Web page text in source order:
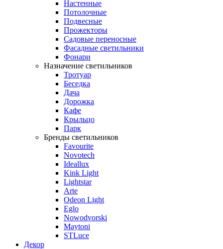
Настенные
Потолочные
Подвесные
Прожекторы
Садовые переносные
Фасадные светильники
Фонари
Назначение светильников
Тротуар
Беседка
Дача
Дорожка
Кафе
Крыльцо
Парк
Бренды светильников
Favourite
Novotech
Ideallux
Kink Light
Lightstar
Arte
Odeon Light
Eglo
Nowodvorski
Maytoni
STLuce
Декор